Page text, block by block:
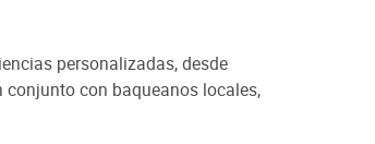
personalizadas, desde
conjunto con baqueanos locales,